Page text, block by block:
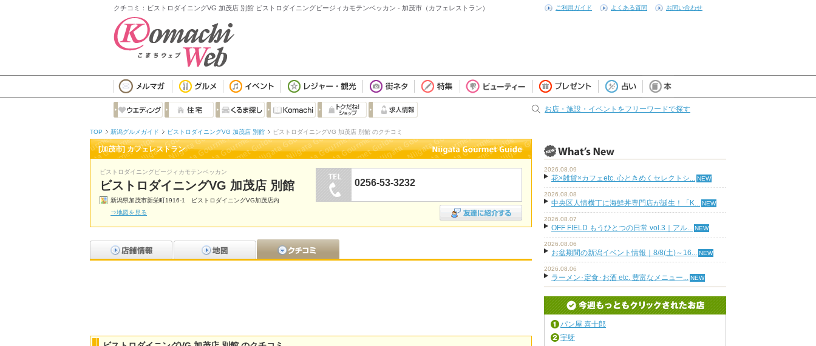
クチコミ：ビストロダイニングVG 加茂店 別館 ビストロダイニングビージィカモテンベッカン - 加茂市（カフェレストラン） ご利用ガイド よくある質問 お問い合わせ
お店・施設・イベントをフリーワードで探す
TOP 新潟グルメガイド ビストロダイニングVG 加茂店 別館 ビストロダイニングVG 加茂店 別館 のクチコミ
[加茂市] カフェレストラン
ビストロダイニングビージィカモテンベッカン
ビストロダイニングVG 加茂店 別館
新潟県加茂市新栄町1916-1 ビストロダイニングVG加茂店内
⇒地図を見る
0256-53-3232
2026.08.09
花×雑貨×カフェetc. 心ときめくセレクトシ...
2026.08.08
中央区人情横丁に海鮮丼専門店が誕生！「K...
2026.08.07
OFF FIELD もうひとつの日常 vol.3｜アル...
2026.08.06
お盆期間の新潟イベント情報｜8/8(土)～16...
2026.08.06
ラーメン･定食･お酒 etc. 豊富なメニュー...
パン屋 喜十郎
宇呀